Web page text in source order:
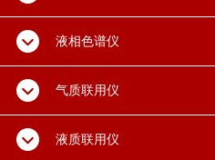
液相色谱仪
气质联用仪
液质联用仪